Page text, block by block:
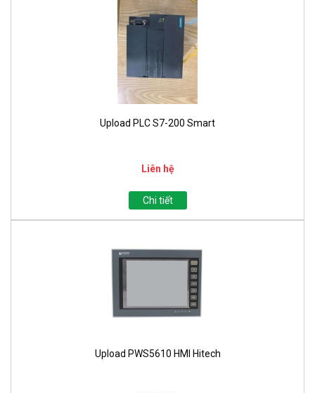
Upload PLC S7-200 Smart
Liên hệ
Chi tiết
Upload PWS5610 HMI Hitech